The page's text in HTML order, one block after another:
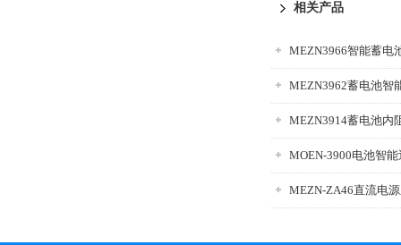
相关产品
MEZN3962蓄电池智
MEZN3914蓄电池内
MOEN-3900电池智